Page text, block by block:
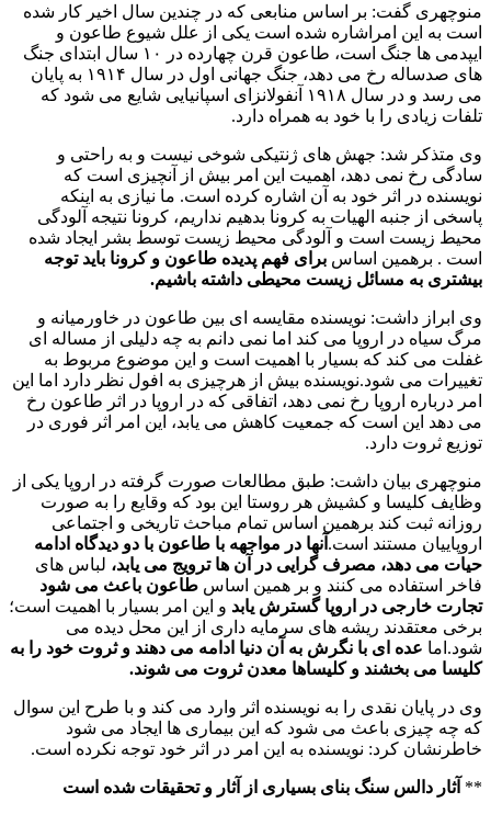
منوچهری گفت: بر اساس منابعی که در چندین سال اخیر کار شده
است به این امراشاره شده است یکی از علل شیوع طاعون و
ایپدمی ها جنگ است، طاعون قرن چهارده در ۱۰ سال ابتدای جنگ
های صدساله رخ می دهد، جنگ جهانی اول در سال ۱۹۱۴ به پایان
می رسد و در سال ۱۹۱۸ آنفولانزای اسپانیایی شایع می شود که
تلفات زیادی را با خود به همراه دارد.
وی متذکر شد: جهش های ژنتیکی شوخی نیست و به راحتی و
سادگی رخ نمی دهد، اهمیت این امر بیش از آنچیزی است که
نویسنده در اثر خود به آن اشاره کرده است. ما نیازی به اینکه
پاسخی از جنبه الهیات به کرونا بدهیم نداریم، کرونا نتیجه آلودگی
محیط زیست است و آلودگی محیط زیست توسط بشر ایجاد شده
است . برهمین اساس برای فهم پدیده طاعون و کرونا باید توجه
بیشتری به مسائل زیست محیطی داشته باشیم.
وی ابراز داشت: نویسنده مقایسه ای بین طاعون در خاورمیانه و
مرگ سیاه در اروپا می کند اما نمی دانم به چه دلیلی از مساله ای
غفلت می کند که بسیار با اهمیت است و این موضوع مربوط به
تغییرات می شود.نویسنده بیش از هرچیزی به افول نظر دارد اما این
امر درباره اروپا رخ نمی دهد، اتفاقی که در اروپا در اثر طاعون رخ
می دهد این است که جمعیت کاهش می یابد، این امر اثر فوری در
توزیع ثروت دارد.
منوچهری بیان داشت: طبق مطالعات صورت گرفته در اروپا یکی از
وظایف کلیسا و کشیش هر روستا این بود که وقایع را به صورت
روزانه ثبت کند برهمین اساس تمام مباحث تاریخی و اجتماعی
اروپاییان مستند است. آنها در مواجهه با طاعون با دو دیدگاه ادامه
حیات می دهد، مصرف گرایی در آن ها ترویج می یابد، لباس های
فاخر استفاده می کنند و بر همین اساس طاعون باعث می شود
تجارت خارجی در اروپا گسترش یابد و این امر بسیار با اهمیت است؛
برخی معتقدند ریشه های سرمایه داری از این محل دیده می
شود.اما عده ای با نگرش به آن دنیا ادامه می دهند و ثروت خود را به
کلیسا می بخشند و کلیساها معدن ثروت می شوند.
وی در پایان نقدی را به نویسنده اثر وارد می کند و با طرح این سوال
که چه چیزی باعث می شود که این بیماری ها ایجاد می شود
خاطرنشان کرد: نویسنده به این امر در اثر خود توجه نکرده است.
** آثار دالس سنگ بنای بسیاری از آثار و تحقیقات شده است